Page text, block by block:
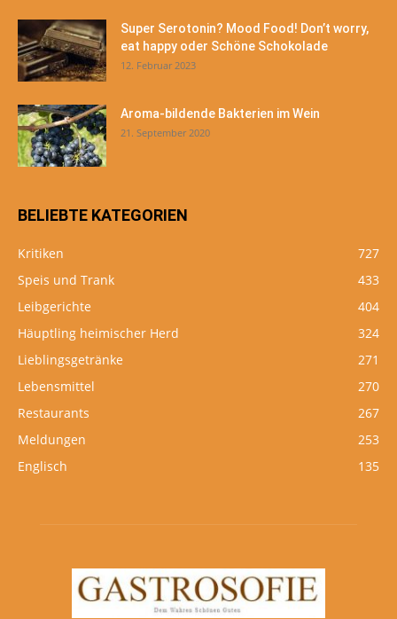
Super Serotonin? Mood Food! Don’t worry,
eat happy oder Schöne Schokolade
12. Februar 2023
Aroma-bildende Bakterien im Wein
21. September 2020
BELIEBTE KATEGORIEN
Kritiken
727
Speis und Trank
433
Leibgerichte
404
Häuptling heimischer Herd
324
Lieblingsgetränke
271
Lebensmittel
270
Restaurants
267
Meldungen
253
Englisch
135